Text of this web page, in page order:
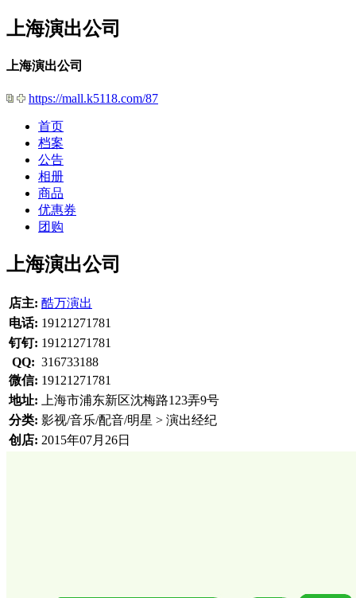
上海演出公司
上海演出公司
https://mall.k5118.com/87
首页
档案
公告
相册
商品
优惠券
团购
上海演出公司
店主: 酷万演出
电话: 19121271781
钉钉: 19121271781
QQ: 316733188
微信: 19121271781
地址:
上海市浦东新区沈梅路123弄9号
分类: 影视/音乐/配音/明星 > 演出经纪
创店: 2015年07月26日